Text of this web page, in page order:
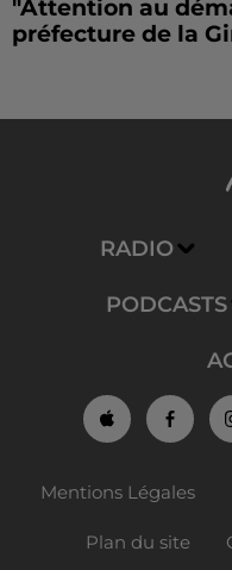
"Attention au
préfecture de la
RADIO
PODCASTS
Mentions Légales
Plan du site